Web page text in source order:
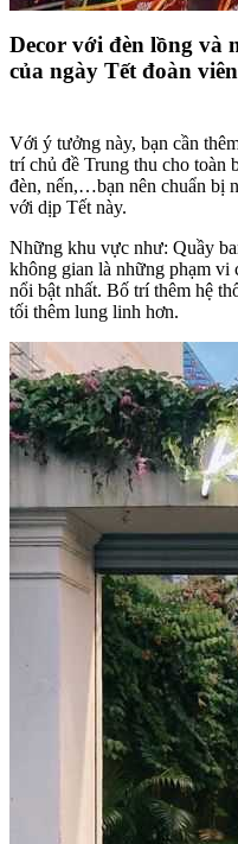
Decor với đèn lồng và
của ngày Tết đoàn viên
Với ý tưởng này, bạn cần
trí chủ đề Trung thu cho toàn
đèn, nến,…bạn nên chuẩn bị
với dịp Tết này.
Những khu vực như: Quầy
không gian là những phạm vi
nổi bật nhất. Bố trí thêm hệ
tối thêm lung linh hơn.